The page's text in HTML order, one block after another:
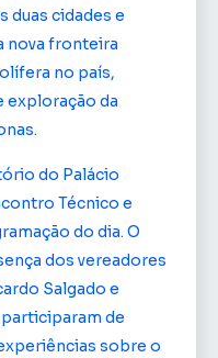
duas cidades e
nova fronteira
no país,
exploração da
do Palácio
Técnico e
do dia. O
dos vereadores
Salgado e
de
sobre o